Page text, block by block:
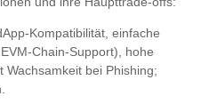
Kompatibilität, einfache
Chain-Support), hohe
bei Phishing;